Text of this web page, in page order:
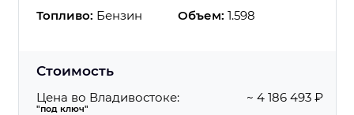
Топливо: Бензин Объем: 1.598
Стоимость
Цена во Владивостоке:
"под ключ"
~ 4 186 493 ₽